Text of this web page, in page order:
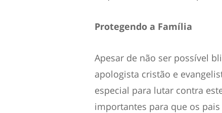
Protegendo a Família
Apesar de não ser possível
apologista cristão e
especial para lutar contra
importantes para que os